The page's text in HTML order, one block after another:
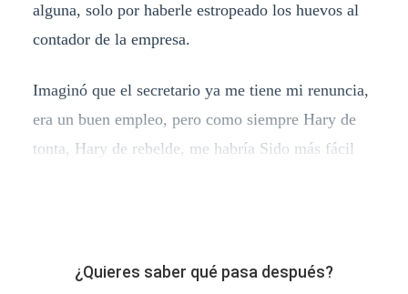
alguna, solo por haberle estropeado los huevos al
contador de la empresa.
Imaginó que el secretario ya me tiene mi renuncia,
era un buen empleo, pero como siempre Hary de
tonta, Hary de rebelde, me habría Sido más fácil
¿Quieres saber qué pasa después?